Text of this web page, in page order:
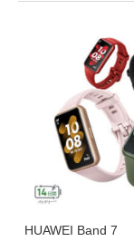
HUAWEI Band 7